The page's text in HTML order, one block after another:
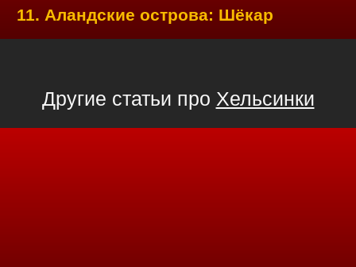
11. Аландские острова: Шёкар
Другие статьи про Хельсинки